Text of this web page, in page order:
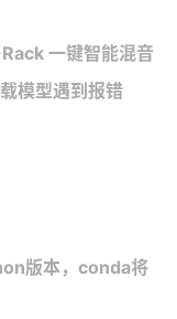
一键智能混音
模型遇到报错
版本，conda将